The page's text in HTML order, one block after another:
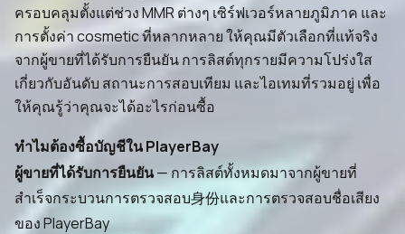
ครอบคลุมตั้งแต่ช่วง MMR ต่างๆ เซิร์ฟเวอร์หลายภูมิภาค และ
การตั้งค่า cosmetic ที่หลากหลาย ให้คุณมีตัวเลือกที่แท้จริง
จากผู้ขายที่ได้รับการยืนยัน การลิสต์ทุกรายมีความโปร่งใส
เกี่ยวกับอันดับ สถานะการสอบเทียม และไอเทมที่รวมอยู่ เพื่อ
ให้คุณรู้ว่าคุณจะได้อะไรก่อนซื้อ
ทำไมต้องซื้อบัญชีใน PlayerBay
ผู้ขายที่ได้รับการยืนยัน— การลิสต์ทั้งหมดมาจากผู้ขายที่
สำเร็จกระบวนการตรวจสอบ身份และการตรวจสอบชื่อเสียง
ของ PlayerBay